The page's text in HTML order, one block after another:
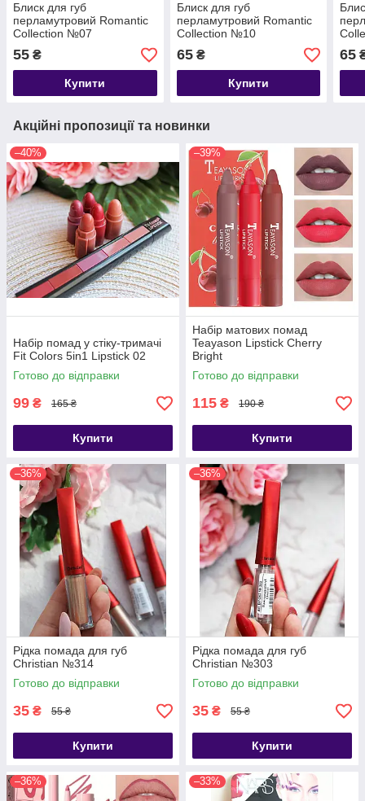
Блиск для губ
перламутровий Romantic
Collection №07
55 ₴
Купити
Блиск для губ
перламутровий Romantic
Collection №10
65₴
Купити
65
Акційні пропозиції та новинки
–40%
Набір помад у стіку-тримачі
Fit Colors 5in1 Lipstick 02
Готово до відправки
99 ₴ 165 ₴
Купити
–39%
Набір матових помад
Teayason Lipstick Cherry
Bright
Готово до відправки
115 ₴ 190 ₴
Купити
–36%
Рідка помада для губ
Christian №314
Готово до відправки
35 ₴ 55 ₴
Купити
–36%
Рідка помада для губ
Christian №303
Готово до відправки
35 ₴ 55 ₴
Купити
–36% –33%